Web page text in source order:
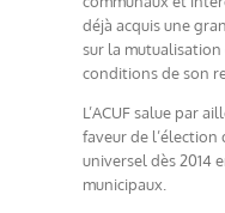
déjà acquis une
sur la mutualisation
conditions de son
L’ACUF salue par
faveur de l’élection
universel dès 2014
municipaux.